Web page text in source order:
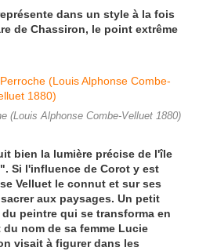
dans un style à la fois
de Chassiron, le point extrême
(Louis Alphonse Combe-Velluet 1880)
bien la lumière précise de l'île
Si l'influence de Corot y est
Velluet le connut et sur ses
aux paysages. Un petit
peintre qui se transforma en
nom de sa femme Lucie
visait à figurer dans les